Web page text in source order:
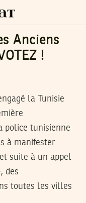
Anciens
!
la Tunisie
police tunisienne
à manifester
suite à un appel
des
toutes les villes